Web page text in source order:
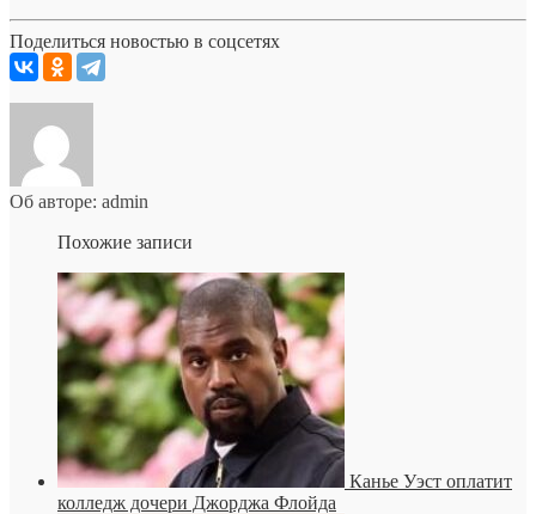
Поделиться новостью в соцсетях
Об авторе: admin
Похожие записи
Канье Уэст оплатит
колледж дочери Джорджа Флойда